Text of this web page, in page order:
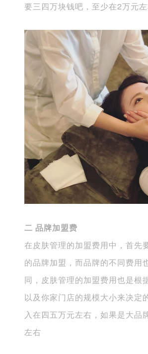
要三四万块钱吧，至少在2万元左
二 品牌加盟费
在皮肤管理的加盟费用中，首先
的品牌加盟，而品牌的不同费用
同，皮肤管理的加盟费用也是根
以及你家门店的规模大小来决定
入在四五万元左右，如果是大品
左右